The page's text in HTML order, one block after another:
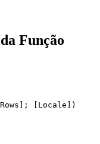
Função